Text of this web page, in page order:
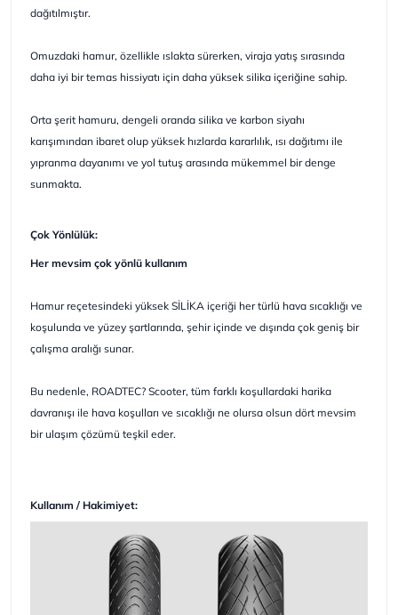
dağıtılmıştır.
Omuzdaki hamur, özellikle ıslakta sürerken, viraja yatış sırasında
daha iyi bir temas hissiyatı için daha yüksek silika içeriğine sahip.
Orta şerit hamuru, dengeli oranda silika ve karbon siyahı
karışımından ibaret olup yüksek hızlarda kararlılık, ısı dağıtımı ile
yıpranma dayanımı ve yol tutuş arasında mükemmel bir denge
sunmakta.
Çok Yönlülük:
Her mevsim çok yönlü kullanım
Hamur reçetesindeki yüksek SİLİKA içeriği her türlü hava sıcaklığı ve
koşulunda ve yüzey şartlarında, şehir içinde ve dışında çok geniş bir
çalışma aralığı sunar.
Bu nedenle, ROADTEC? Scooter, tüm farklı koşullardaki harika
davranışı ile hava koşulları ve sıcaklığı ne olursa olsun dört mevsim
bir ulaşım çözümü teşkil eder.
Kullanım / Hakimiyet: